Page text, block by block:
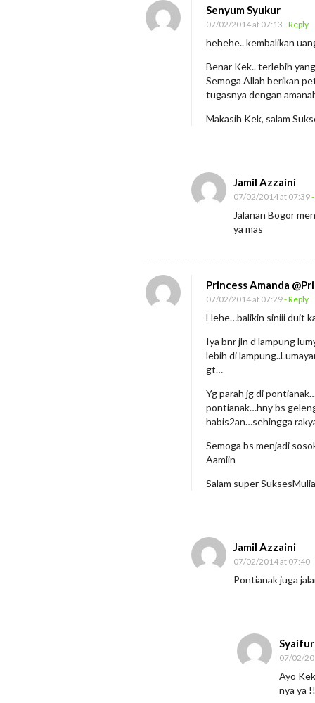
e
r
m
p
o
R
y
a
t
Senyum Syukur
07/02/2014 at 07:13 - Reply
hehehe.. kembalikan
Benar Kek.. terlebih
Semoga Allah berikan
tugasnya dengan
Makasih Kek, salam
Jamil Azzaini
07/02/2014 at 07:39
Jalanan Bogor
ya mas
Princess Amanda
07/02/2014 at 07:29- Reply
Hehe…balikin siniii duit
Iya bnr jln d lampung
lebih di
gt…
Yg parah jg di
pontianak…hny bs
habis2an…sehingga
Semoga bs menjadi
Aamiin
Salam super SuksesMulia
Jamil Azzaini
07/02/2014 at 07:40
Pontianak juga
07/02/
Ayo
nya ya !!